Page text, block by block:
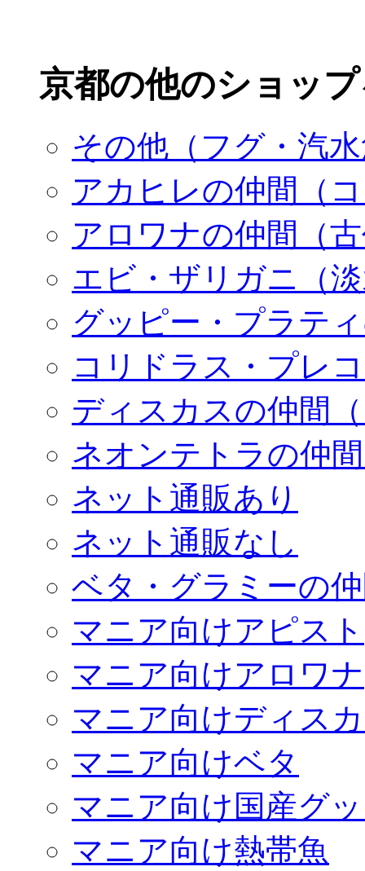
京都の他のショッ
その他（フグ・汽
アカヒレの仲間（
アロワナの仲間（
エビ・ザリガニ（
グッピー・プラテ
コリドラス・プレ
ディスカスの仲間
ネオンテトラの仲
ネット通販あり
ネット通販なし
ベタ・グラミーの
マニア向けアピスト
マニア向けアロワナ
マニア向けディス
マニア向けベタ
マニア向け国産グ
マニア向け熱帯魚